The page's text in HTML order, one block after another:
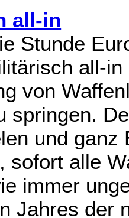
all-in
Stunde
all-
von
springen.
und ganz
sofort alle
immer
Jahres der